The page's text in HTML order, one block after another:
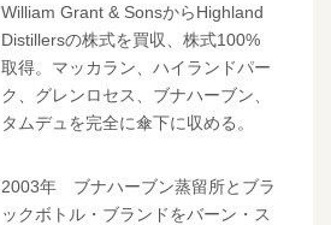
William Grant & SonsからHighland
Distillersの株式を買収、株式100%
取得。マッカラン、ハイランドパー
ク、グレンロセス、ブナハーブン、
タムデュを完全に傘下に収める。
2003年 ブナハーブン蒸留所とブラ
ックボトル・ブランドをバーン・ス